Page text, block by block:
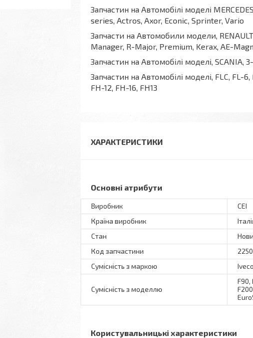
Запчастин на Автомобілі моделі
series, Actros, Axor, Econic, Sprinter, Vario
Запчасти на Автомобили модели,
Manager, R-Major, Premium, Kerax, AE-
Запчастин на Автомобілі моделі, SCANIA,
Запчастин на Автомобілі моделі, FLC, FL-6,
FH-12, FH-16, FH13
ХАРАКТЕРИСТИКИ
Основні атрибути
Виробник
CEI
Країна виробник
Стан
Код запчастини
Сумісність з маркою
Iveco
Сумісність з моделлю
F90,
Користувальницькі характеристики